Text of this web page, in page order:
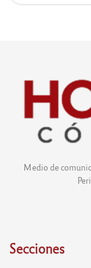
Medio de
Secciones